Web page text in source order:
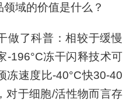
域的价值是什么？
做了科普：相较于缓慢
-196°C冻干闪释技术可
冻速度比-40°C快30-40
对于细胞/活性物而言存